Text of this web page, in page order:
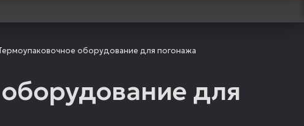
оборудование для погонажа
для